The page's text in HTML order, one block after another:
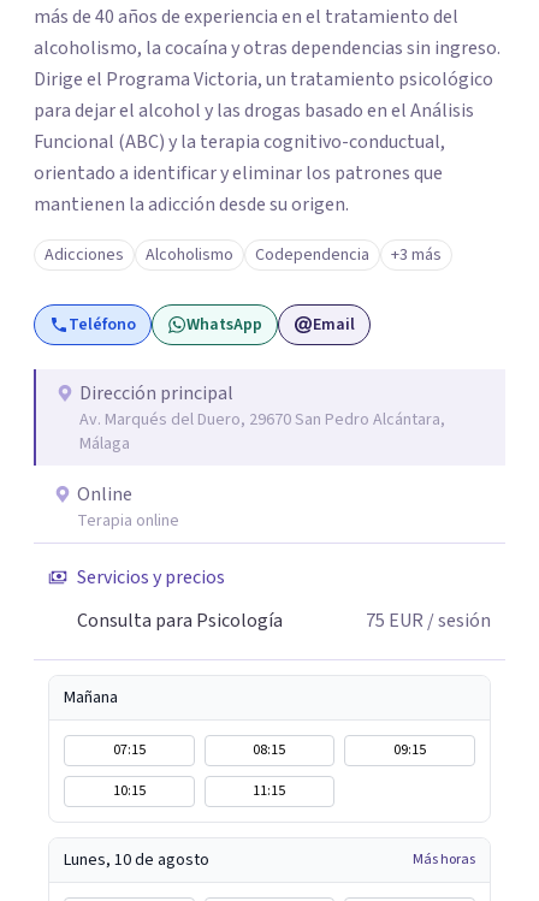
más de 40 años de experiencia en el tratamiento del
alcoholismo, la cocaína y otras dependencias sin ingreso.
Dirige el Programa Victoria, un tratamiento psicológico
para dejar el alcohol y las drogas basado en el Análisis
Funcional (ABC) y la terapia cognitivo-conductual,
orientado a identificar y eliminar los patrones que
mantienen la adicción desde su origen.
Adicciones Alcoholismo Codependencia +3 más
Teléfono WhatsApp Email
Dirección principal
Av. Marqués del Duero, 29670 San Pedro Alcántara,
Málaga
Online
Terapia online
Servicios y precios
Consulta para Psicología
75 EUR / sesión
Mañana
07:15 08:15
09:15
10:15
11:15
Lunes, 10 de agosto Más horas